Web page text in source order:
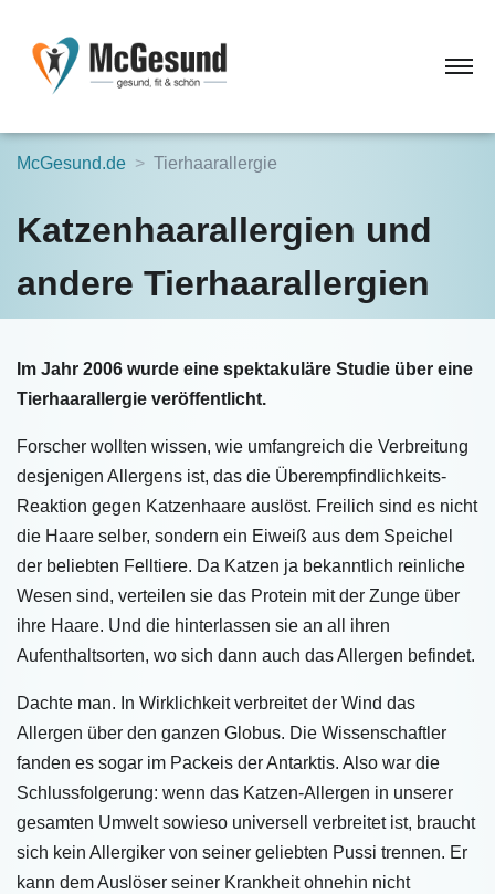
McGesund.de Tierhaarallergie
Katzenhaarallergien und
andere Tierhaarallergien
Im Jahr 2006 wurde eine spektakuläre Studie über eine
Tierhaarallergie veröffentlicht.
Forscher wollten wissen, wie umfangreich die Verbreitung
desjenigen Allergens ist, das die Überempfindlichkeits-
Reaktion gegen Katzenhaare auslöst. Freilich sind es nicht
die Haare selber, sondern ein Eiweiß aus dem Speichel
der beliebten Felltiere. Da Katzen ja bekanntlich reinliche
Wesen sind, verteilen sie das Protein mit der Zunge über
ihre Haare. Und die hinterlassen sie an all ihren
Aufenthaltsorten, wo sich dann auch das Allergen befindet.
Dachte man. In Wirklichkeit verbreitet der Wind das
Allergen über den ganzen Globus. Die Wissenschaftler
fanden es sogar im Packeis der Antarktis. Also war die
Schlussfolgerung: wenn das Katzen-Allergen in unserer
gesamten Umwelt sowieso universell verbreitet ist, braucht
sich kein Allergiker von seiner geliebten Pussi trennen. Er
kann dem Auslöser seiner Krankheit ohnehin nicht